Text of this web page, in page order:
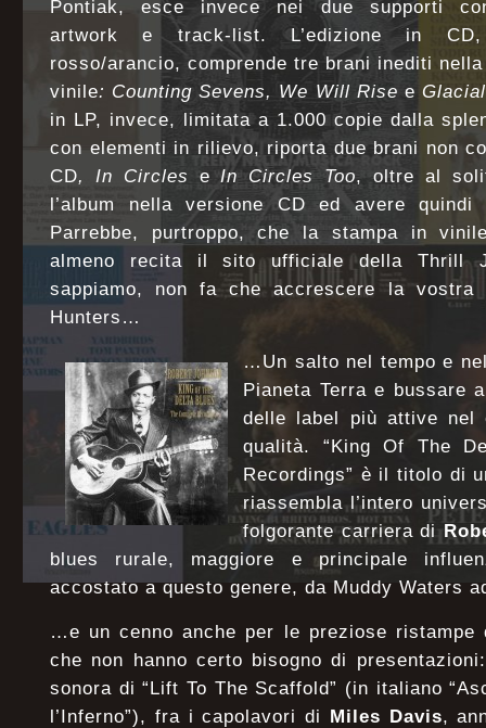
Pontiak, esce invece nei due supporti
artwork e track-list. L’edizione in CD,
rosso/arancio, comprende tre brani inediti
vinile: Counting Sevens, We Will Rise e Glacial
in LP, invece, limitata a 1.000 copie dalla
con elementi in rilievo, riporta due brani non
CD, In Circlese In Circles Too, oltre al
l’album nella versione CD ed avere
Parrebbe, purtroppo, che la stampa in
almeno recita il sito ufficiale della Thrill
sappiamo, non fa che accrescere la
Hunters…
…Un salto nel tempo e
Pianeta Terra e bussare
delle label più attive nel
qualità. “King Of The
Recordings” è il titolo di
riassembla l’intero
folgorante carriera di
blues rurale, maggiore e principale
accostato a questo genere, da Muddy Waters
…e un cenno anche per le preziose ristampe
che non hanno certo bisogno di
sonora di “Lift To The Scaffold” (in italiano
l’Inferno”), fra i capolavori di Miles Davis,